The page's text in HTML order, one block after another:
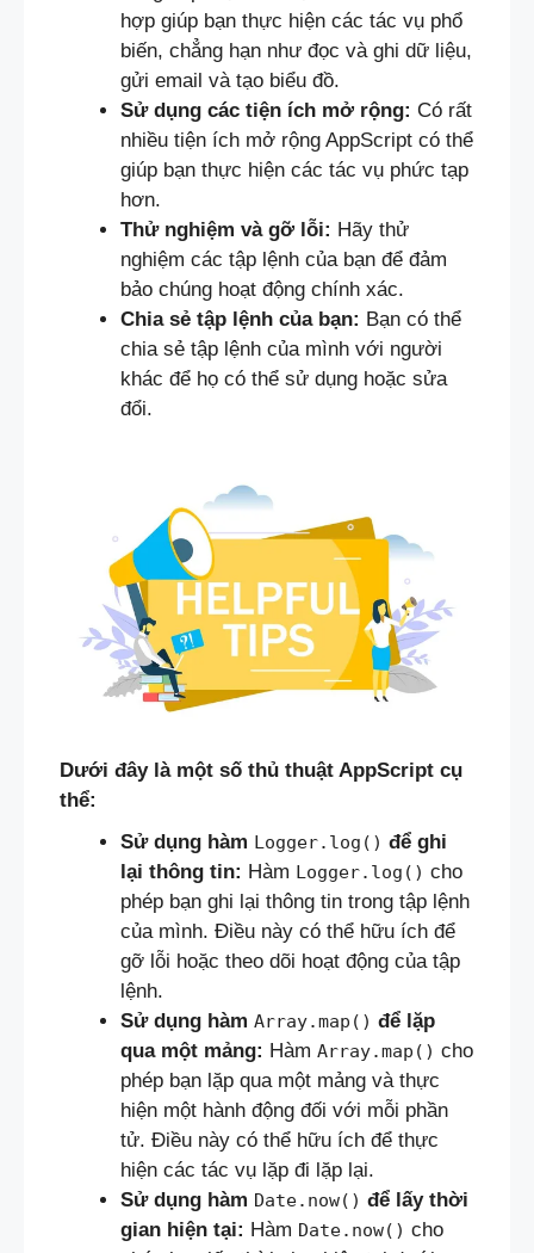
hợp giúp bạn thực hiện các tác vụ phổ
biến, chẳng hạn như đọc và ghi dữ liệu,
gửi email và tạo biểu đồ.
Sử dụng các tiện ích mở rộng: Có rất
nhiều tiện ích mở rộng AppScript có thể
giúp bạn thực hiện các tác vụ phức tạp
hơn.
Thử nghiệm và gỡ lỗi: Hãy thử
nghiệm các tập lệnh của bạn để đảm
bảo chúng hoạt động chính xác.
Chia sẻ tập lệnh của bạn: Bạn có thể
chia sẻ tập lệnh của mình với người
khác để họ có thể sử dụng hoặc sửa
đổi.
Dưới đây là một số thủ thuật AppScript cụ
thể:
Sử dụng hàm Logger.log() để ghi
lại thông tin: Hàm Logger.log() cho
phép bạn ghi lại thông tin trong tập lệnh
của mình. Điều này có thể hữu ích để
gỡ lỗi hoặc theo dõi hoạt động của tập
lệnh.
Sử dụng hàm Array.map() để lặp
qua một mảng: Hàm Array.map() cho
phép bạn lặp qua một mảng và thực
hiện một hành động đối với mỗi phần
tử. Điều này có thể hữu ích để thực
hiện các tác vụ lặp đi lặp lại.
Sử dụng hàm Date.now() để lấy thời
gian hiện tại: Hàm Date.now() cho